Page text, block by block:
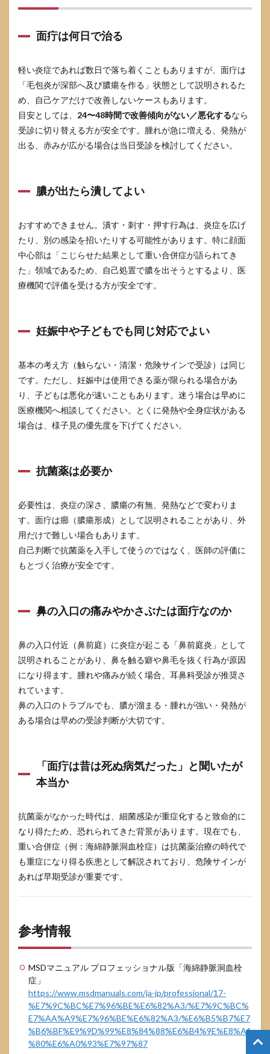
面疔は何日で治る
軽い炎症であれば数日で落ち着くこともありますが、面疔は
「毛包炎が深部へ及び膿瘍を作る」状態として説明されるた
め、自己ケアだけで改善しないケースもあります。
目安としては、 24〜48時間で改善傾向がない／悪化するなら
受診に切り替える方が安全です。腫れが急に増える、発熱が
出る、赤みが広がる場合は当日受診を検討してください。
膿が出たら潰してよい
おすすめできません。潰す・刺す・押す行為は、炎症を広げ
たり、別の感染を招いたりする可能性があります。特に顔面
中心部は「こじらせた結果として重い合併症が語られてき
た」領域であるため、自己処置で膿を出そうとするより、医
療機関で評価を受ける方が安全です。
妊娠中や子どもでも同じ対応でよい
基本の考え方（触らない・清潔・危険サインで受診）は同じ
です。ただし、妊娠中は使用できる薬が限られる場合があ
り、子どもは悪化が速いこともあります。迷う場合は早めに
医療機関へ相談してください。とくに発熱や全身症状がある
場合は、様子見の優先度を下げてください。
抗菌薬は必要か
必要性は、炎症の深さ、膿瘍の有無、発熱などで変わりま
す。面疔は癤（膿瘍形成）として説明されることがあり、外
用だけで難しい場合もあります。
自己判断で抗菌薬を入手して使うのではなく、医師の評価に
もとづく治療が安全です。
鼻の入口の痛みやかさぶたは面疔なのか
鼻の入口付近（鼻前庭）に炎症が起こる「鼻前庭炎」として
説明されることがあり、鼻を触る癖や鼻毛を抜く行為が原因
になり得ます。腫れや痛みが続く場合、耳鼻科受診が推奨さ
れています。
鼻の入口のトラブルでも、膿が溜まる・腫れが強い・発熱が
ある場合は早めの受診判断が大切です。
「面疔は昔は死ぬ病気だった」と聞いたが
本当か
抗菌薬がなかった時代は、細菌感染が重症化すると致命的に
なり得たため、恐れられてきた背景があります。現在でも、
重い合併症（例：海綿静脈洞血栓症）は抗菌薬治療の時代で
も重症になり得る疾患として解説されており、危険サインが
あれば早期受診が重要です。
参考情報
MSDマニュアル プロフェッショナル版「海綿静脈洞血栓
症」
https://www.msdmanuals.com/ja-jp/professional/17-
%E7%9C%BC%E7%96%BE%E6%82%A3/%E7%9C%BC%
E7%AA%A9%E7%96%BE%E6%82%A3/%E6%B5%B7%E7
%B6%BF%E9%9D%99%E8%84%88%E6%B4%9E%E8%A1
%80%E6%A0%93%E7%97%87